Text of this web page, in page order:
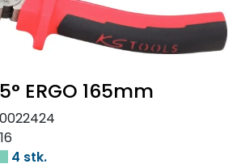
ERGO 165mm
4 stk.